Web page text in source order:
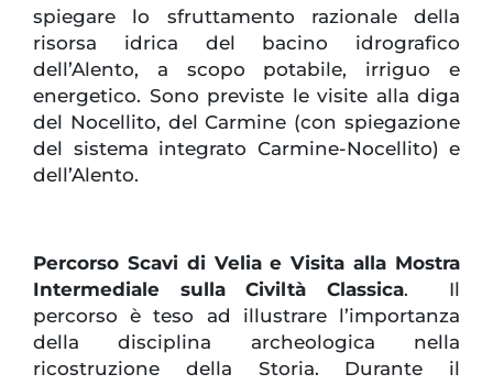
spiegare lo sfruttamento razionale della
risorsa idrica del bacino idrografico
dell’Alento, a scopo potabile, irriguo e
energetico. Sono previste le visite alla diga
del Nocellito, del Carmine (con spiegazione
del sistema integrato Carmine-Nocellito) e
dell’Alento.
Percorso Scavi di Velia e Visita alla Mostra
Intermediale sulla Civiltà Classica. Il
percorso è teso ad illustrare l’importanza
della disciplina archeologica nella
ricostruzione della Storia. Durante il